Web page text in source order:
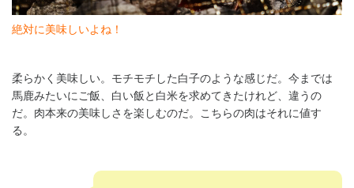
絶対に美味しいよね！
柔らかく美味しい。モチモチした白子のような感じだ。今までは
馬鹿みたいにご飯、白い飯と白米を求めてきたけれど、違うの
だ。肉本来の美味しさを楽しむのだ。こちらの肉はそれに値す
る。